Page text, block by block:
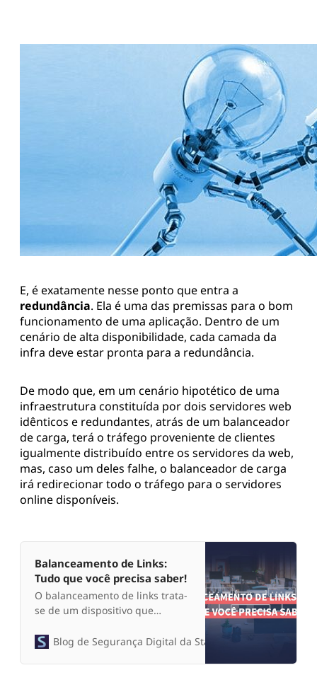
E, é exatamente nesse ponto que entra a
redundância. Ela é uma das premissas para o bom
funcionamento de uma aplicação. Dentro de um
cenário de alta disponibilidade, cada camada da
infra deve estar pronta para a redundância.
De modo que, em um cenário hipotético de uma
infraestrutura constituída por dois servidores web
idênticos e redundantes, atrás de um balanceador
de carga, terá o tráfego proveniente de clientes
igualmente distribuído entre os servidores da web,
mas, caso um deles falhe, o balanceador de carga
irá redirecionar todo o tráfego para o servidores
online disponíveis.
Balanceamento de Links:
Tudo que você precisa saber!
O balanceamento de links trata-
se de um dispositivo que
links de internet, concedendo
Blog de Segurança Digital da Starti